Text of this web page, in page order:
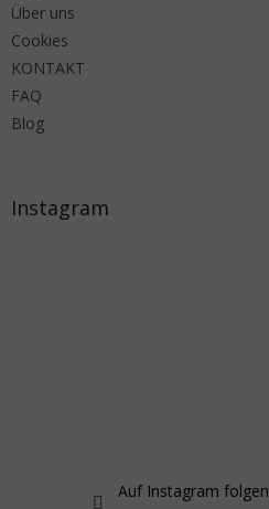
Über uns
Cookies
KONTAKT
FAQ
Blog
Instagram
Auf Instagram folgen